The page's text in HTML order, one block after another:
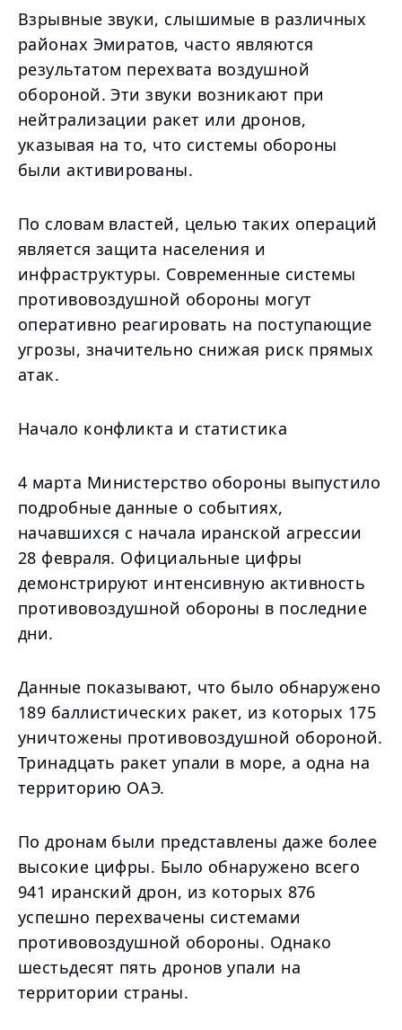
Взрывные звуки, слышимые в различных
районах Эмиратов, часто являются
результатом перехвата воздушной
обороной. Эти звуки возникают при
нейтрализации ракет или дронов,
указывая на то, что системы обороны
были активированы.
По словам властей, целью таких операций
является защита населения и
инфраструктуры. Современные системы
противовоздушной обороны могут
оперативно реагировать на поступающие
угрозы, значительно снижая риск прямых
атак.
Начало конфликта и статистика
4 марта Министерство обороны выпустило
подробные данные о событиях,
начавшихся с начала иранской агрессии
28 февраля. Официальные цифры
демонстрируют интенсивную активность
противовоздушной обороны в последние
дни.
Данные показывают, что было обнаружено
189 баллистических ракет, из которых 175
уничтожены противовоздушной обороной.
Тринадцать ракет упали в море, а одна на
территорию ОАЭ.
По дронам были представлены даже более
высокие цифры. Было обнаружено всего
941 иранский дрон, из которых 876
успешно перехвачены системами
противовоздушной обороны. Однако
шестьдесят пять дронов упали на
территории страны.